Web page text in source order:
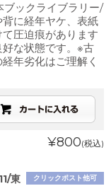
ブックライブラリー/
に経年ヤケ、表紙
圧迫痕があります
な状態です。※古
年劣化はご理解く
¥800(税込)
クリックポスト他可
東